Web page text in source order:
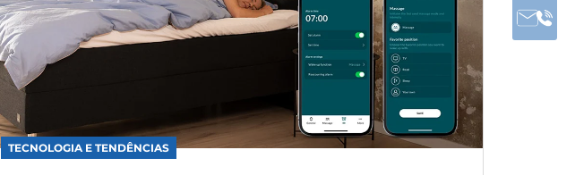
TECNOLOGIA E TENDÊNCIAS